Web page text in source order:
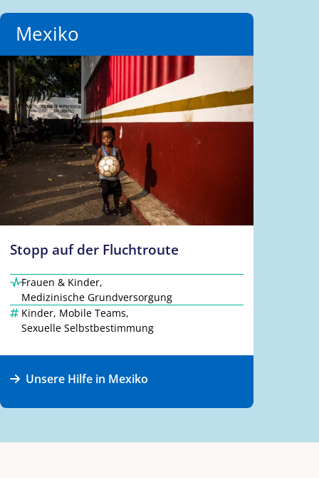
Mexiko
Stopp auf der Fluchtroute
Frauen & Kinder,
Medizinische Grundversorgung
Kinder, Mobile Teams,
Sexuelle Selbstbestimmung
Unsere Hilfe in Mexiko